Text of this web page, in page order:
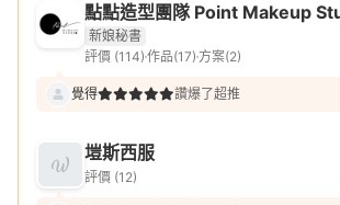
點點造型團隊 Point Makeup
新娘秘書
評價 (114) 作品(17) 方案(2)
覺得 讚爆了超推
塏斯西服
評價 (12)